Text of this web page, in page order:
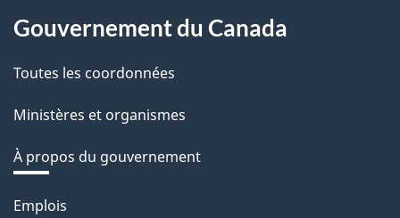
Gouvernement du Canada
Toutes les coordonnées
Ministères et organismes
À propos du gouvernement
Thèmes
Emplois